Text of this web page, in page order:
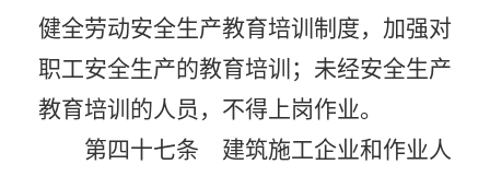
健全劳动安全生产教育培训制度，加强对
职工安全生产的教育培训；未经安全生产
教育培训的人员，不得上岗作业。
第四十七条 建筑施工企业和作业人